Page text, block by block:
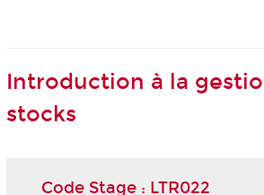
Introduction à la
stocks
Code Stage : LTR022